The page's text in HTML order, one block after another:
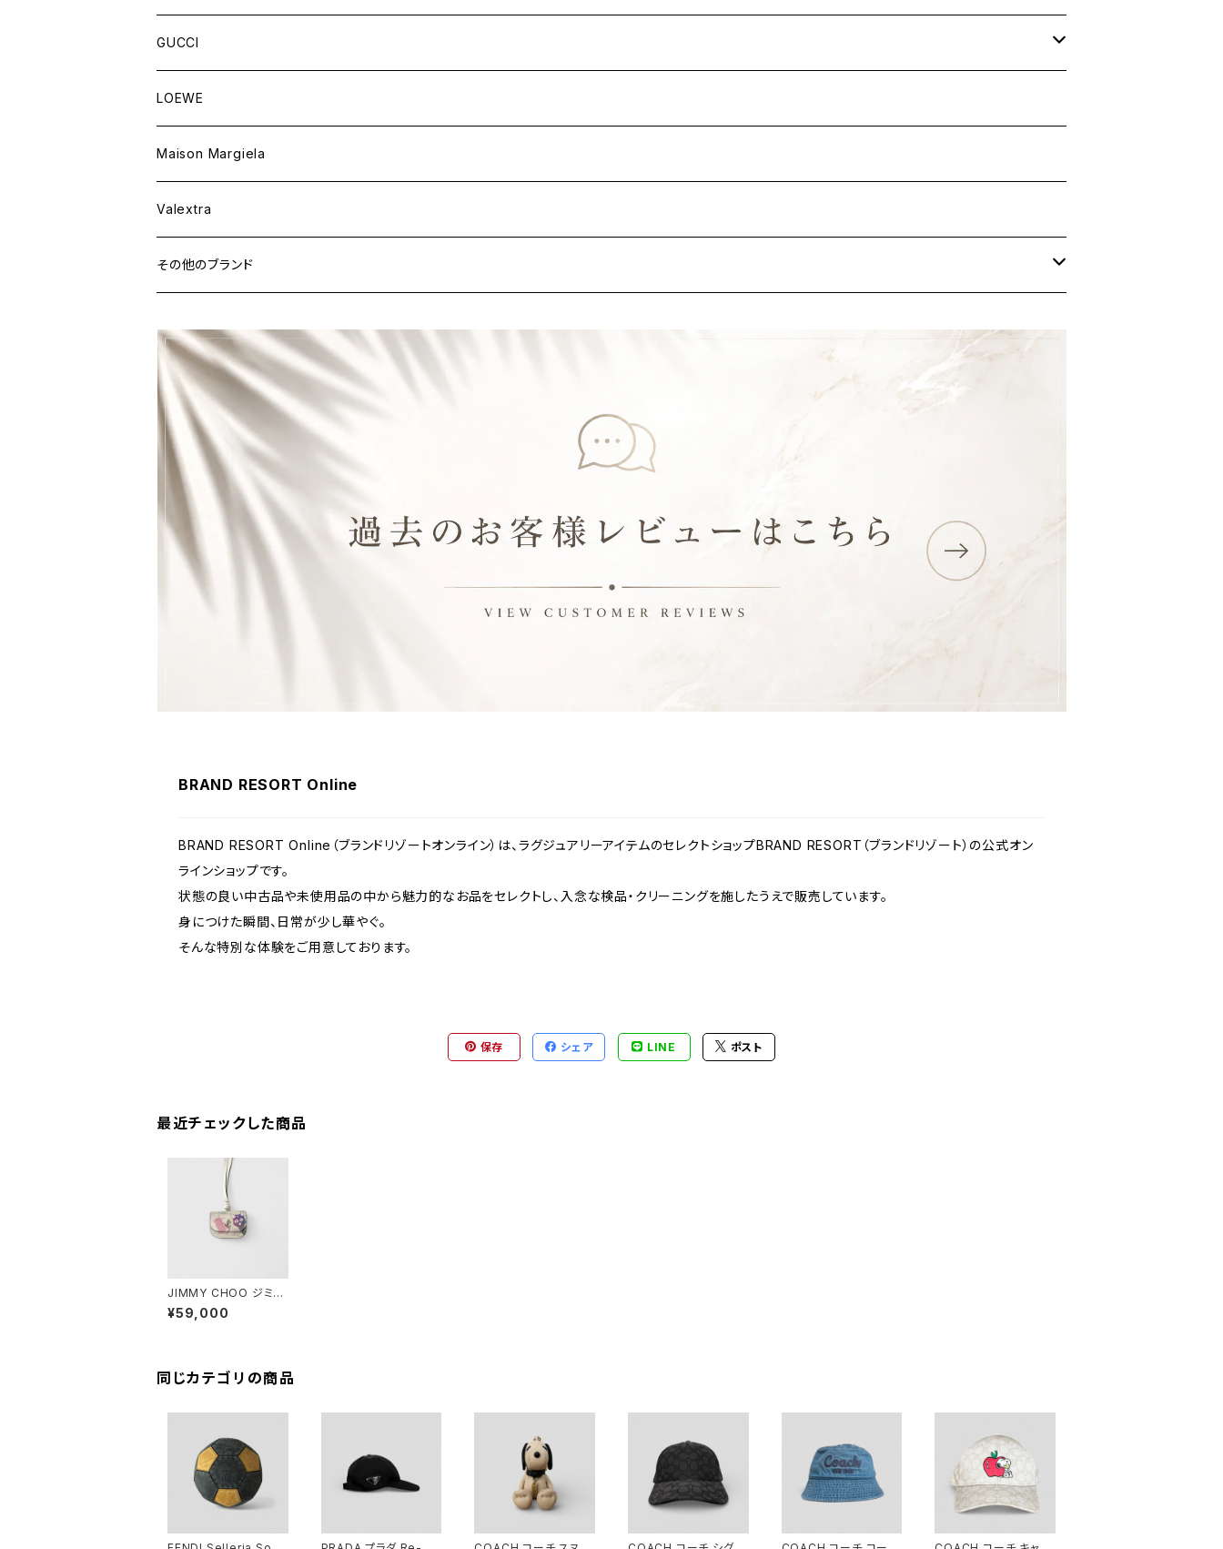
ウェア
財布&小物
ウェア
バッグ
財布&小物
ウェア
GUCCI
バッグ
財布&小物
ウェア
LOEWE
Maison Margiela
Valextra
その他のブランド
財布&小物
ウェア
BRAND RESORT Online
BRAND RESORT Online（ブランドリゾートオンライン）は、ラグジュアリーアイテムのセレクトショップBRAND RESORT（ブランドリゾート）の公式オン
ラインショップです。
状態の良い中古品や未使用品の中から魅力的なお品をセレクトし、入念な検品・クリーニングを施したうえで販売しています。
身につけた瞬間、日常が少し華やぐ。
そんな特別な体験をご用意しております。
保存 シェア LINE ポスト
最近チェックした商品
JIMMY CHOO ジミー
チュウ × 美少女戦士セ
ーラームーン Luna &
¥59,000
同じカテゴリの商品